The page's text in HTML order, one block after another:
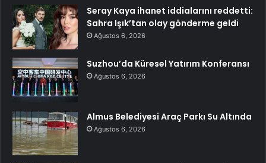
Seray Kaya ihanet iddialarını reddetti:
Sahra Işık’tan olay gönderme geldi
Ağustos 6, 2026
Suzhou’da Küresel Yatırım Konferansı
Ağustos 6, 2026
Almus Belediyesi Araç Parkı Su Altında
Ağustos 6, 2026